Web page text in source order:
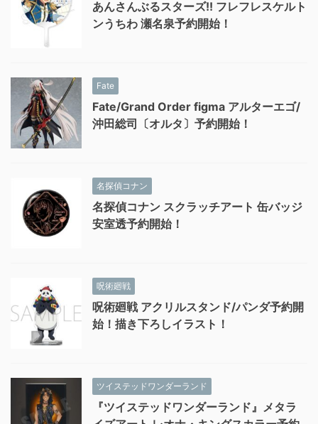
あんさんぶるスターズ!! フレフレスケルト
ンうちわ 瀬名泉予約開始！
Fate
Fate/Grand Order figma アルターエゴ/
沖田総司〔オルタ〕予約開始！
名探偵コナン
名探偵コナン スクラッチアート 缶バッジ
安室透予約開始！
呪術廻戦
呪術廻戦 アクリルスタンド/パンダ予約開
始！描き下ろしイラスト！
ツイステッドワンダーランド
『ツイステッドワンダーランド』メタラ